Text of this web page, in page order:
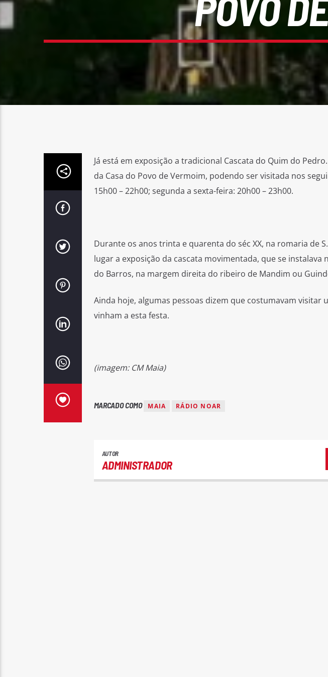
Já está em exposição a tradicional Cascata do Quim do
da Casa do Povo de Vermoim, podendo ser visitada nos
15h00 – 22h00; segunda a sexta-feira: 20h00 – 23h00.
Durante os anos trinta e quarenta do séc XX, na romaria de
lugar a exposição da cascata movimentada, que se instalava
do Barros, na margem direita do ribeiro de Mandim ou
Ainda hoje, algumas pessoas dizem que costumavam visitar
vinham a esta festa.
(imagem: CM Maia)
MARCADO COMO MAIA RÁDIO NOAR
AUTOR
ADMINISTRADOR